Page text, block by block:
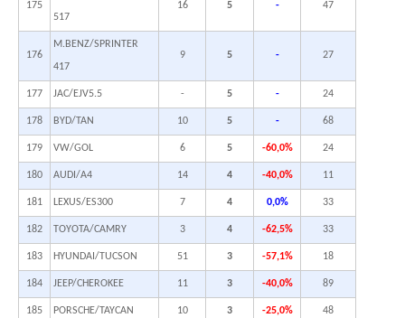
175
517
16 5 - 47
176
M.BENZ/SPRINTER
417
9 5 - 27
177 JAC/EJV5.5 - 5 - 24
178 BYD/TAN 10 5 - 68
179 VW/GOL 6 5 -60,0% 24
180 AUDI/A4 14 4 -40,0% 11
181 LEXUS/ES300 7 4 0,0% 33
182 TOYOTA/CAMRY 3 4 -62,5% 33
183 HYUNDAI/TUCSON 51 3 -57,1% 18
184 JEEP/CHEROKEE 11 3 -40,0% 89
185 PORSCHE/TAYCAN 10 3 -25,0% 48